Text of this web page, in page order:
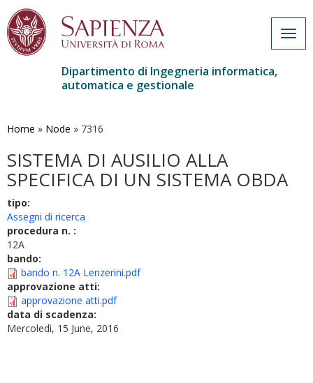
contenuto
Dipartimento di Ingegneria informatica,
automatica e gestionale
Home » Node » 7316
SISTEMA DI AUSILIO ALLA
SPECIFICA DI UN SISTEMA OBDA
tipo:
Assegni di ricerca
procedura n. :
12A
bando:
bando n. 12A Lenzerini.pdf
approvazione atti:
approvazione atti.pdf
data di scadenza:
Mercoledì, 15 June, 2016